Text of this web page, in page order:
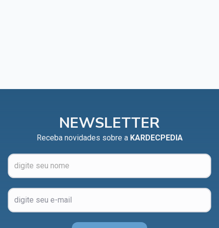
NEWSLETTER
Receba novidades sobre a KARDECPEDIA